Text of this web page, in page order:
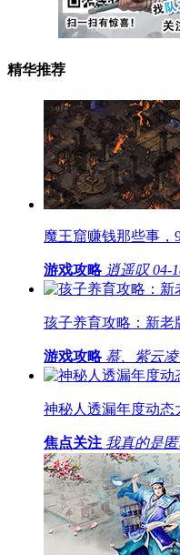
精华推荐
魔王窟赚钱那些事，
游戏攻略 逍遥叹 04-
孩子养育攻略：新老
游戏攻略 慕、紫云
神秘人透漏年度动态
焦点关注 我真的是